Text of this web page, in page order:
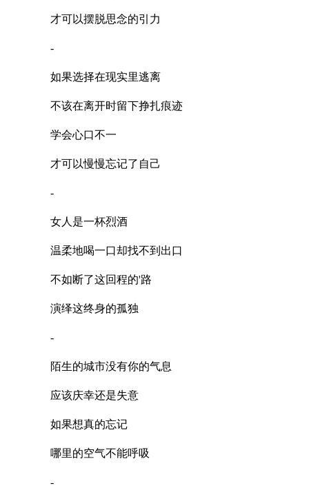
才可以摆脱思念的引力
-
如果选择在现实里逃离
不该在离开时留下挣扎痕迹
学会心口不一
才可以慢慢忘记了自己
-
女人是一杯烈酒
温柔地喝一口却找不到出口
不如断了这回程的'路
演绎这终身的孤独
-
陌生的城市没有你的气息
应该庆幸还是失意
如果想真的忘记
哪里的空气不能呼吸
-